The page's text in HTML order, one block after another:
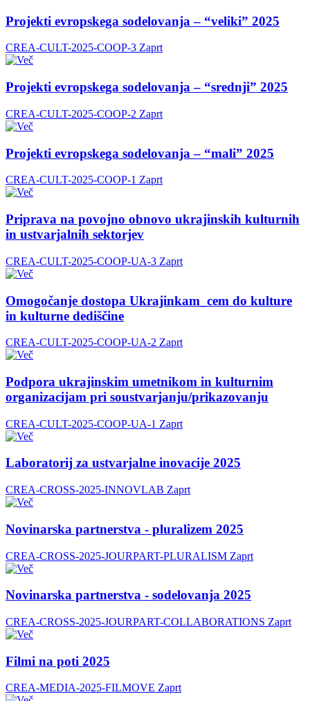
Projekti evropskega sodelovanja – “veliki” 2025
CREA-CULT-2025-COOP-3 Zaprt
Projekti evropskega sodelovanja – “srednji” 2025
CREA-CULT-2025-COOP-2 Zaprt
Projekti evropskega sodelovanja – “mali” 2025
CREA-CULT-2025-COOP-1 Zaprt
Priprava na povojno obnovo ukrajinskih kulturnih
in ustvarjalnih sektorjev
CREA-CULT-2025-COOP-UA-3 Zaprt
Omogočanje dostopa Ukrajinkam_cem do kulture
in kulturne dediščine
CREA-CULT-2025-COOP-UA-2 Zaprt
Podpora ukrajinskim umetnikom in kulturnim
organizacijam pri soustvarjanju/prikazovanju
CREA-CULT-2025-COOP-UA-1 Zaprt
Laboratorij za ustvarjalne inovacije 2025
CREA-CROSS-2025-INNOVLAB Zaprt
Novinarska partnerstva - pluralizem 2025
CREA-CROSS-2025-JOURPART-PLURALISM Zaprt
Novinarska partnerstva - sodelovanja 2025
CREA-CROSS-2025-JOURPART-COLLABORATIONS Zaprt
Filmi na poti 2025
CREA-MEDIA-2025-FILMOVE Zaprt